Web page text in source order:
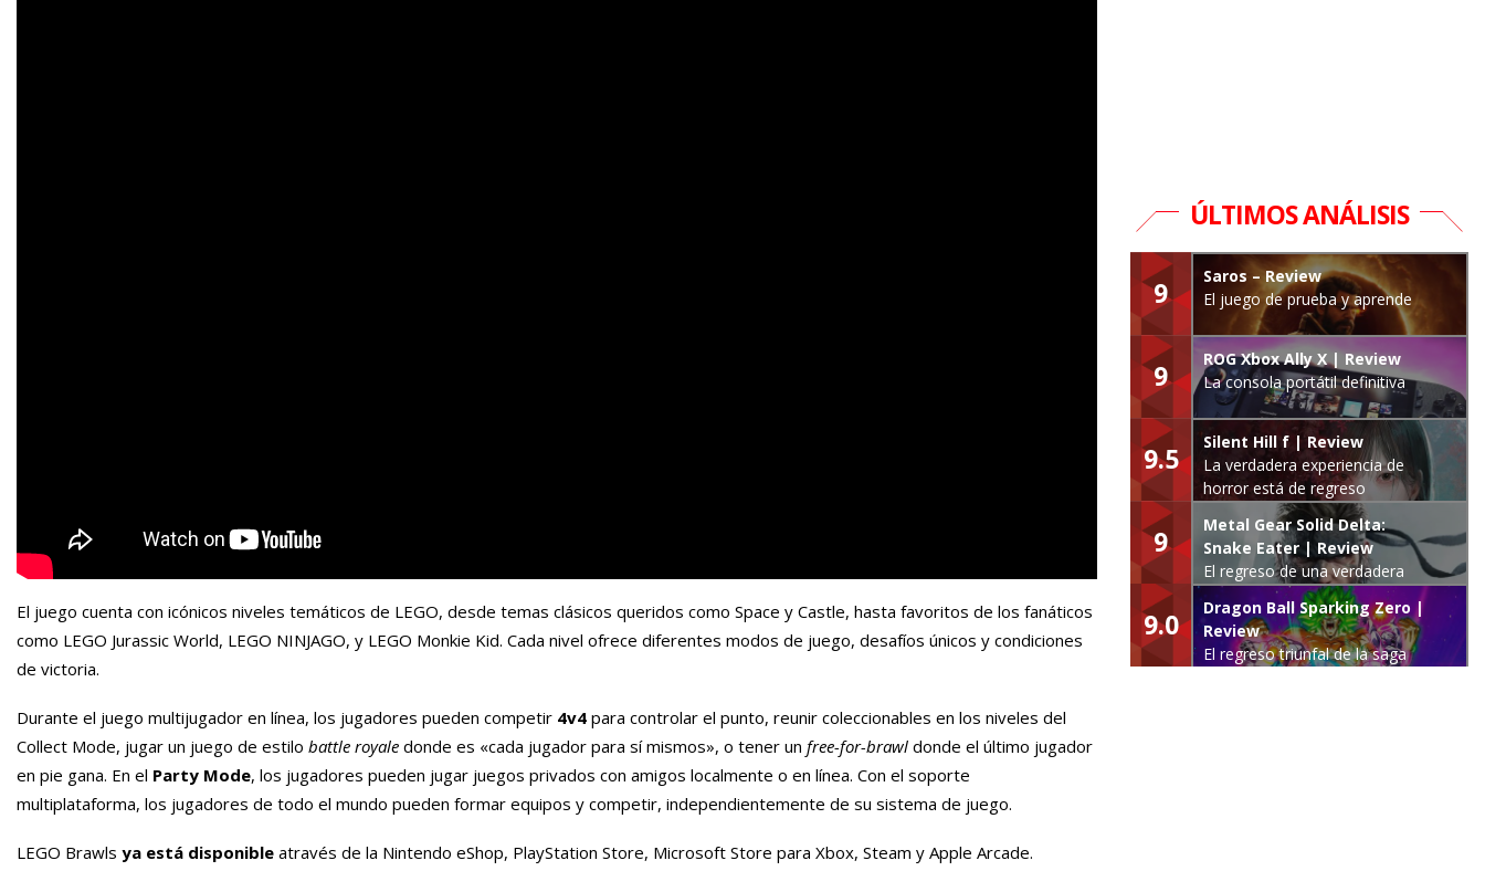
El juego cuenta con icónicos niveles temáticos de LEGO, desde temas clásicos queridos como Space y Castle, hasta favoritos de los fanáticos
como LEGO Jurassic World, LEGO NINJAGO, y LEGO Monkie Kid. Cada nivel ofrece diferentes modos de juego, desafíos únicos y condiciones
de victoria.
Durante el juego multijugador en línea, los jugadores pueden competir 4v4 para controlar el punto, reunir coleccionables en los niveles del
Collect Mode, jugar un juego de estilo battle royale donde es «cada jugador para sí mismos», o tener un free-for-brawl donde el último jugador
en pie gana. En el Party Mode, los jugadores pueden jugar juegos privados con amigos localmente o en línea. Con el soporte
multiplataforma, los jugadores de todo el mundo pueden formar equipos y competir, independientemente de su sistema de juego.
LEGO Brawls ya está disponible através de la Nintendo eShop, PlayStation Store, Microsoft Store para Xbox, Steam y Apple Arcade.
ÚLTIMOS ANÁLISIS
9
Saros – Review
El juego de prueba y aprende
9
ROG Xbox Ally X | Review
La consola portátil definitiva
9.5
Silent Hill f | Review
La verdadera experiencia de
horror está de regreso
9
Metal Gear Solid Delta:
Snake Eater | Review
El regreso de una verdadera
leyenda
9.0
Dragon Ball Sparking Zero |
Review
El regreso triunfal de la saga